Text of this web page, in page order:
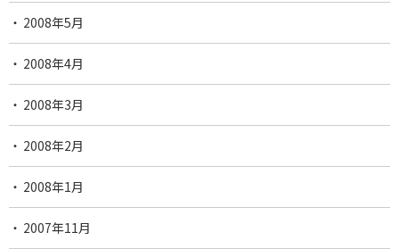
2008年5月
2008年4月
2008年3月
2008年2月
2008年1月
2007年11月